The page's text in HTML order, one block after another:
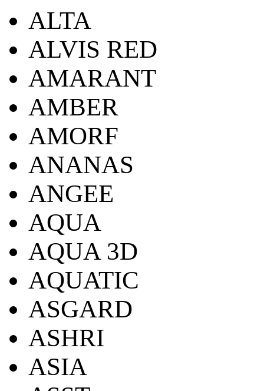
ALTA
ALVIS RED
AMARANT
AMBER
AMORF
ANANAS
ANGEE
AQUA
AQUA 3D
AQUATIC
ASGARD
ASHRI
ASIA